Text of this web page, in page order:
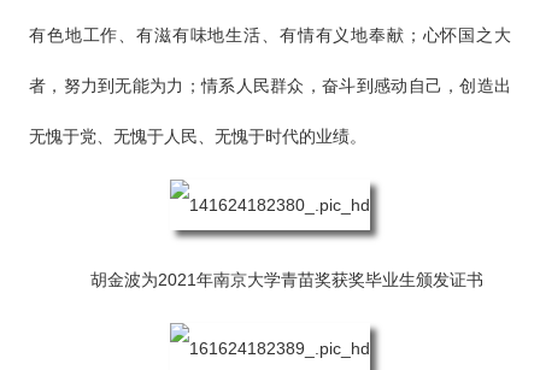
有色地工作、有滋有味地生活、有情有义地奉献；心怀国之大
者，努力到无能为力；情系人民群众，奋斗到感动自己，创造出
无愧于党、无愧于人民、无愧于时代的业绩。
胡金波为2021年南京大学青苗奖获奖毕业生颁发证书